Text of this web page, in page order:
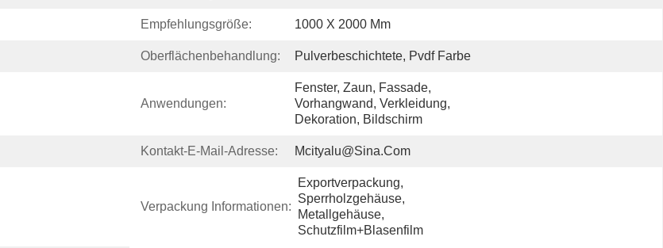
Empfehlungsgröße: 1000 X 2000 Mm
Oberflächenbehandlung: Pulverbeschichtete, Pvdf Farbe
Anwendungen:
Fenster, Zaun, Fassade,
Vorhangwand, Verkleidung,
Dekoration, Bildschirm
Kontakt-E-Mail-Adresse: Mcityalu@sina.com
Verpackung Informationen:
Exportverpackung,
Sperrholzgehäuse,
Metallgehäuse,
Schutzfilm+Blasenfilm